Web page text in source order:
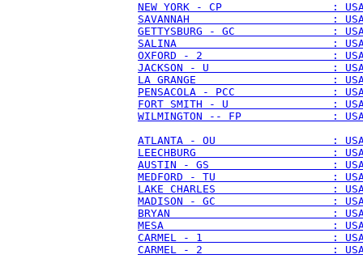
NEW YORK - CP                 :
SAVANNAH                      :
GETTYSBURG - GC               :
SALINA                        :
OXFORD - 2                    :
JACKSON - U                   :
LA GRANGE                     :
PENSACOLA - PCC               :
FORT SMITH - U                :
WILMINGTON -- FP              :
ATLANTA - OU                  :
LEECHBURG                     :
AUSTIN - GS                   :
MEDFORD - TU                  :
LAKE CHARLES                  :
MADISON - GC                  :
BRYAN                         :
MESA                          :
CARMEL - 1                    :
CARMEL - 2                    :